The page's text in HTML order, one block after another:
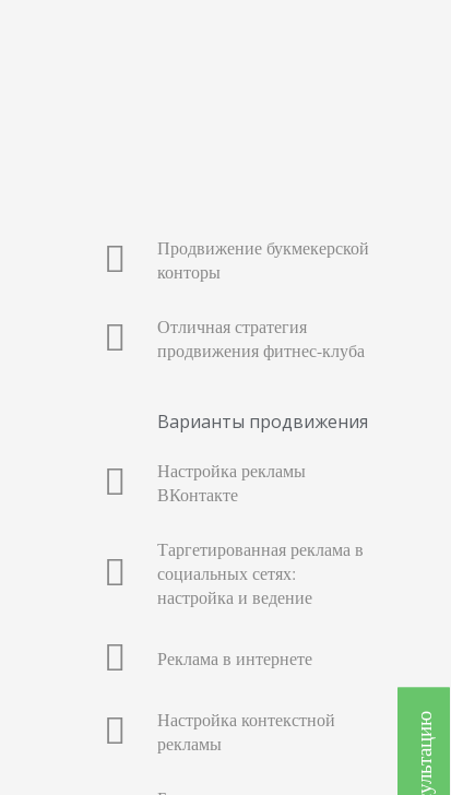
Продвижение букмекерской
конторы
Отличная стратегия
продвижения фитнес-клуба
Варианты продвижения
Настройка рекламы
ВКонтакте
Таргетированная реклама в
социальных сетях:
настройка и ведение
Реклама в интернете
Настройка контекстной
рекламы